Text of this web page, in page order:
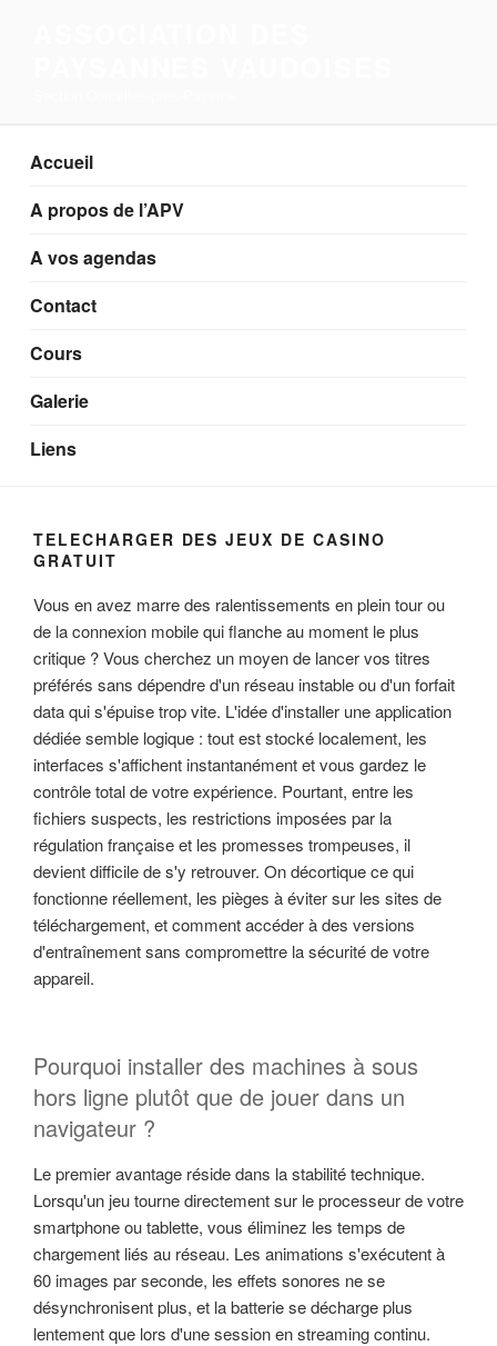
Accueil
A propos de l’APV
A vos agendas
Contact
Cours
Galerie
Liens
TELECHARGER DES JEUX DE CASINO
GRATUIT
Vous en avez marre des ralentissements en plein tour ou
de la connexion mobile qui flanche au moment le plus
critique ? Vous cherchez un moyen de lancer vos titres
préférés sans dépendre d'un réseau instable ou d'un forfait
data qui s'épuise trop vite. L'idée d'installer une application
dédiée semble logique : tout est stocké localement, les
interfaces s'affichent instantanément et vous gardez le
contrôle total de votre expérience. Pourtant, entre les
fichiers suspects, les restrictions imposées par la
régulation française et les promesses trompeuses, il
devient difficile de s'y retrouver. On décortique ce qui
fonctionne réellement, les pièges à éviter sur les sites de
téléchargement, et comment accéder à des versions
d'entraînement sans compromettre la sécurité de votre
appareil.
Pourquoi installer des machines à sous
hors ligne plutôt que de jouer dans un
navigateur ?
Le premier avantage réside dans la stabilité technique.
Lorsqu'un jeu tourne directement sur le processeur de votre
smartphone ou tablette, vous éliminez les temps de
chargement liés au réseau. Les animations s'exécutent à
60 images par seconde, les effets sonores ne se
désynchronisent plus, et la batterie se décharge plus
lentement que lors d'une session en streaming continu.